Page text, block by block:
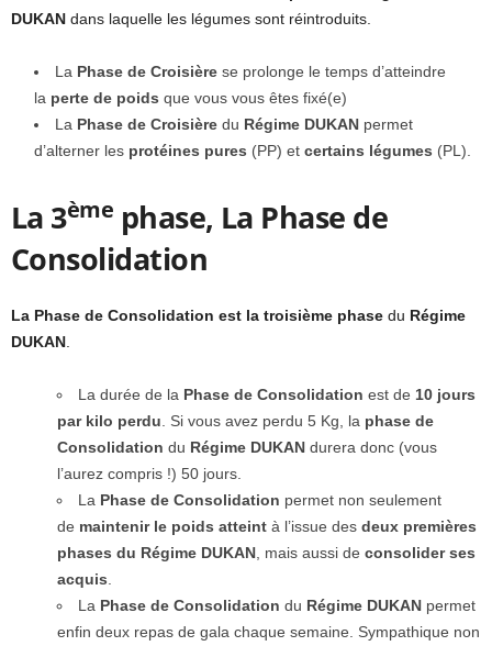
DUKAN dans laquelle les légumes sont réintroduits.
La Phase de Croisière se prolonge le temps d’atteindre
la perte de poids que vous vous êtes fixé(e)
La Phase de Croisière du Régime DUKAN permet
d’alterner les protéines pures (PP) et certains légumes (PL).
La 3ème phase, La Phase de
Consolidation
La Phase de Consolidation est la troisième phase du Régime
DUKAN.
La durée de la Phase de Consolidation est de 10 jours
par kilo perdu. Si vous avez perdu 5 Kg, la phase de
Consolidation du Régime DUKAN durera donc (vous
l’aurez compris !) 50 jours.
La Phase de Consolidation permet non seulement
de maintenir le poids atteint à l’issue des deux premières
phases du Régime DUKAN, mais aussi de consolider ses
acquis.
La Phase de Consolidation du Régime DUKAN permet
enfin deux repas de gala chaque semaine. Sympathique non